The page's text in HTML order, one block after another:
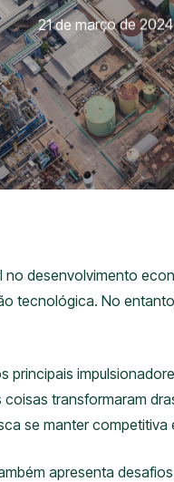
21 de março de 2024
no desenvolvimento
tecnológica. No
transformaram
se manter
apresenta